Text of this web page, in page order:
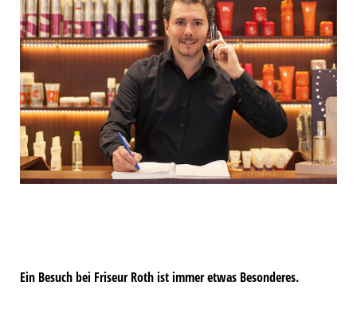
Ein Besuch bei Friseur Roth ist immer etwas Besonderes.